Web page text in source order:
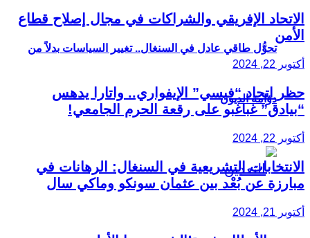
تحوُّل طاقي عادل في السنغال.. تغيير السياسات بدلاً من
دوّامة الديون
الاتحاد الإفريقي والشراكات في مجال إصلاح قطاع
الأمن
أكتوبر 22, 2024
حظر اتحاد “فيسي” الإيفواري.. واتارا يدهس
“بيادق” غباغبو على رقعة الحرم الجامعي!
أكتوبر 22, 2024
الانتخابات التشريعية في السنغال: الرهانات في
مبارزة عن بُعْد بين عثمان سونكو وماكي سال
أكتوبر 21, 2024